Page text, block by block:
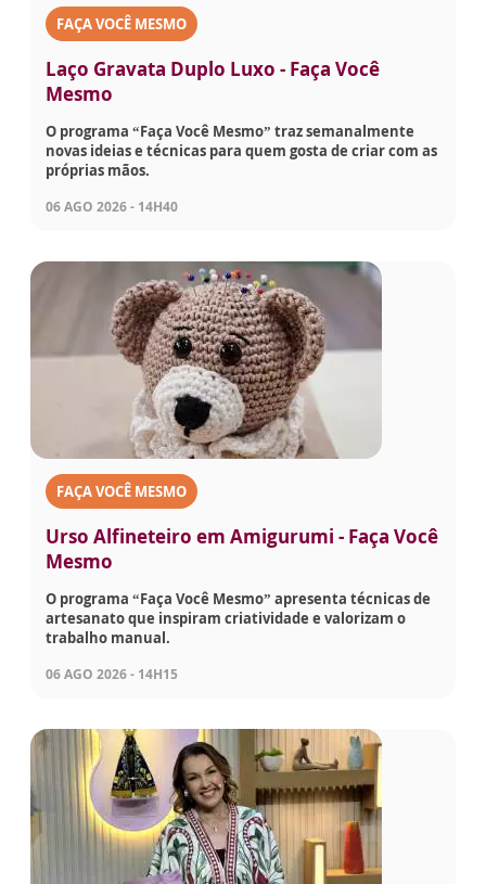
FAÇA VOCÊ MESMO
Laço Gravata Duplo Luxo - Faça Você
Mesmo
O programa “Faça Você Mesmo” traz semanalmente
novas ideias e técnicas para quem gosta de criar com as
próprias mãos.
06 AGO 2026 - 14H40
FAÇA VOCÊ MESMO
Urso Alfineteiro em Amigurumi - Faça Você
Mesmo
O programa “Faça Você Mesmo” apresenta técnicas de
artesanato que inspiram criatividade e valorizam o
trabalho manual.
06 AGO 2026 - 14H15